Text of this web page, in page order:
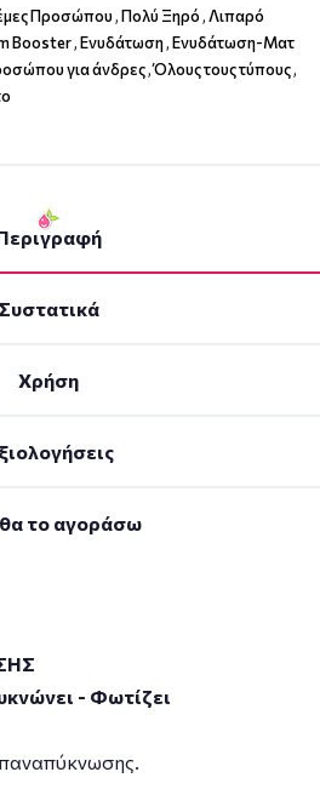
Προσώπου,Πολύ Ξηρό,Λιπαρό
Booster,Ενυδάτωση,Ενυδάτωση-Ματ
για άνδρες,Όλους τους τύπους,
Συστατικά
Χρήση
το αγοράσω
- Φωτίζει